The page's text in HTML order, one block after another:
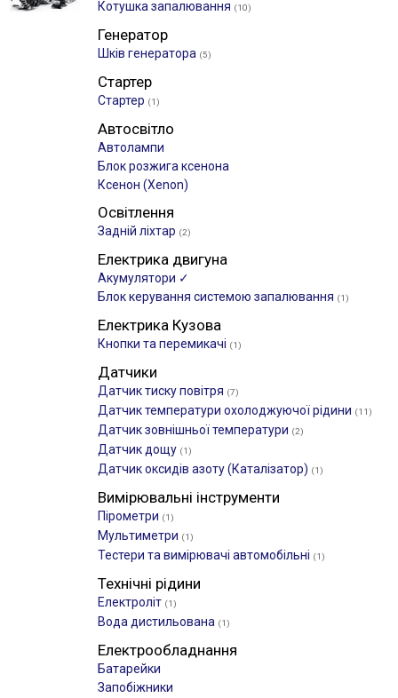
Котушка запалювання (10)
Генератор
Шків генератора (5)
Стартер
Стартер (1)
Автосвітло
Автолампи
Блок розжига ксенона
Ксенон (Xenon)
Освітлення
Задній ліхтар (2)
Електрика двигуна
Акумулятори ✓
Блок керування системою запалювання (1)
Електрика Кузова
Кнопки та перемикачі (1)
Датчики
Датчик тиску повітря (7)
Датчик температури охолоджуючої рідини (11)
Датчик зовнішньої температури (2)
Датчик дощу (1)
Датчик оксидів азоту (Каталізатор) (1)
Вимірювальні інструменти
Пірометри (1)
Мультиметри (1)
Тестери та вимірювачі автомобільні (1)
Технічні рідини
Електроліт (1)
Вода дистильована (1)
Електрообладнання
Батарейки
Запобіжники